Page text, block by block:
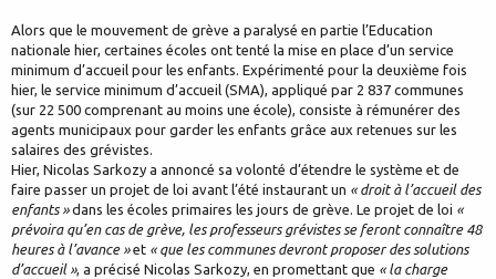
Alors que le mouvement de grève a paralysé en partie l’Education
nationale hier, certaines écoles ont tenté la mise en place d’un service
minimum d’accueil pour les enfants. Expérimenté pour la deuxième fois
hier, le service minimum d’accueil (SMA), appliqué par 2 837 communes
(sur 22 500 comprenant au moins une école), consiste à rémunérer des
agents municipaux pour garder les enfants grâce aux retenues sur les
salaires des grévistes.
Hier, Nicolas Sarkozy a annoncé sa volonté d’étendre le système et de
faire passer un projet de loi avant l’été instaurant un « droit à l’accueil des
enfants »dans les écoles primaires les jours de grève. Le projet de loi «
prévoira qu’en cas de grève, les professeurs grévistes se feront connaître 48
heures à l’avance »et « que les communes devront proposer des solutions
d’accueil », a précisé Nicolas Sarkozy, en promettant que « la charge